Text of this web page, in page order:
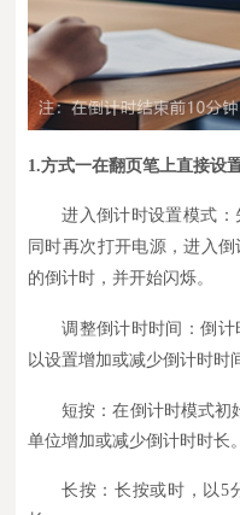
1.方式一在翻页笔上直接设
进入倒计时设置模式
同时再次打开电源，进入
的倒计时，并开始闪烁。
调整倒计时时间：倒
以设置增加或减少倒计时时
短按：在倒计时模式初
单位增加或减少倒计时时长。
长按：长按或时，以5